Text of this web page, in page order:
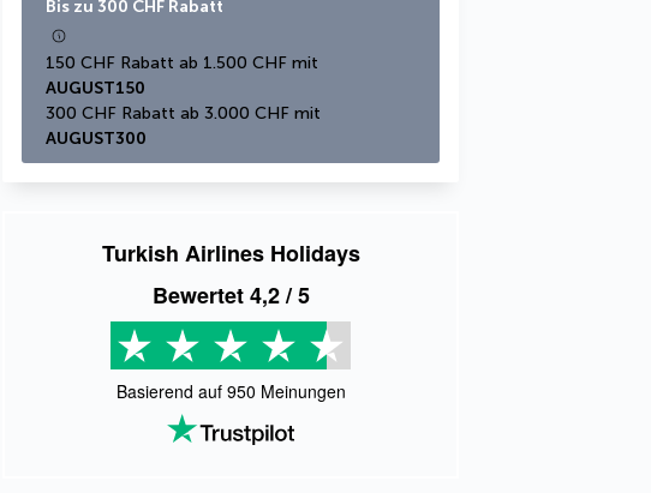
Bis zu 300 CHF Rabatt
AUGUST150
AUGUST300
Turkish Airlines Holidays
Bewertet4,2/ 5
Basierend auf 950 Meinungen